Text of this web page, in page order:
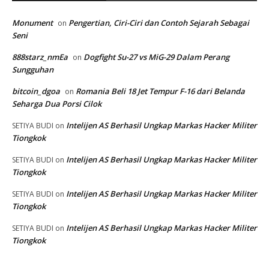
Monument on Pengertian, Ciri-Ciri dan Contoh Sejarah Sebagai
Seni
888starz_nmEa on Dogfight Su-27 vs MiG-29 Dalam Perang
Sungguhan
bitcoin_dgoa on Romania Beli 18 Jet Tempur F-16 dari Belanda
Seharga Dua Porsi Cilok
SETIYA BUDI on Intelijen AS Berhasil Ungkap Markas Hacker Militer
Tiongkok
SETIYA BUDI on Intelijen AS Berhasil Ungkap Markas Hacker Militer
Tiongkok
SETIYA BUDI on Intelijen AS Berhasil Ungkap Markas Hacker Militer
Tiongkok
SETIYA BUDI on Intelijen AS Berhasil Ungkap Markas Hacker Militer
Tiongkok